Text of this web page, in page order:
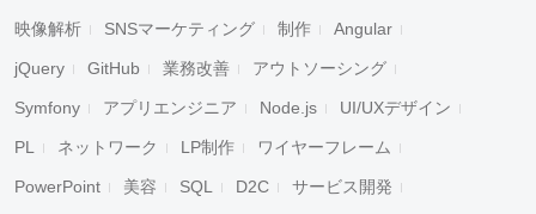
映像解析 SNSマーケティング 制作 Angular
jQuery GitHub 業務改善 アウトソーシング
Symfony アプリエンジニア Node.js UI/UXデザイン
PL ネットワーク LP制作 ワイヤーフレーム
PowerPoint 美容 SQL D2C サービス開発